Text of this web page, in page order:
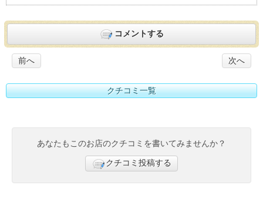
コメントする
前へ 次へ
クチコミ一覧
あなたもこのお店のクチコミを書いてみませんか？
クチコミ投稿する